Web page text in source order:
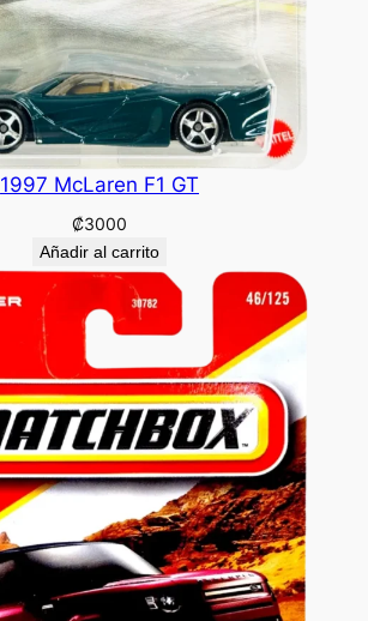
1997 McLaren F1 GT
₡3000
Añadir al carrito